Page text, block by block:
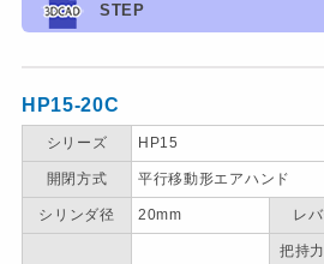
STEP
HP15-20C
シリーズ HP15
開閉方式 平行移動形エアハンド
シリンダ径 20mm レ
把持